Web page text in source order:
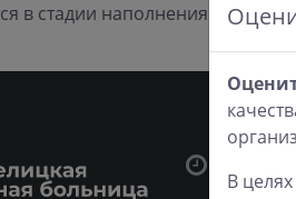
в стадии наполнения
В